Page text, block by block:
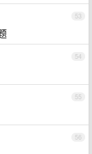
53
54
55
56